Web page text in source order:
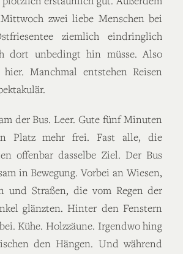
zwei liebe Menschen bei
ziemlich eindringlich
dort unbedingt hin müsse. Also
Manchmal entstehen Reisen
der Bus. Leer. Gute fünf Minuten
Platz mehr frei. Fast alle, die
offenbar dasselbe Ziel. Der Bus
in Bewegung. Vorbei an Wiesen,
und Straßen, die vom Regen der
glänzten. Hinter den Fenstern
Kühe. Holzzäune. Irgendwo hing
den Hängen. Und während